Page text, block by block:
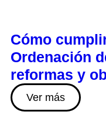
Cómo
Ordenación
reformas y
Ver más